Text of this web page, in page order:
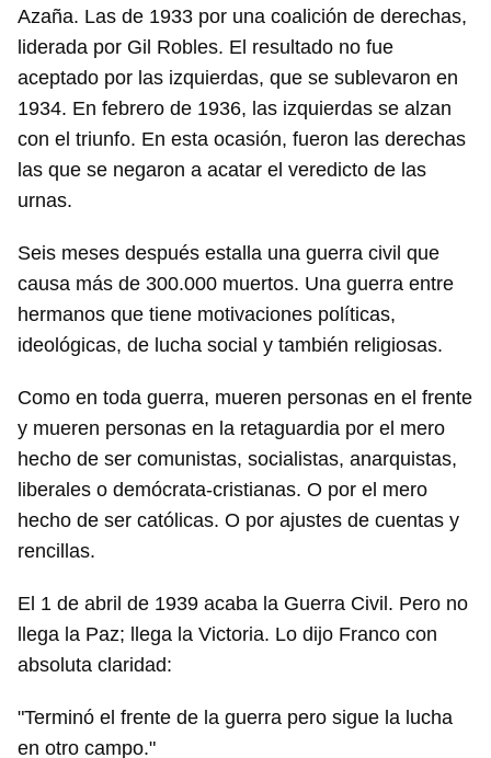
Azaña. Las de 1933 por una coalición de derechas,
liderada por Gil Robles. El resultado no fue
aceptado por las izquierdas, que se sublevaron en
1934. En febrero de 1936, las izquierdas se alzan
con el triunfo. En esta ocasión, fueron las derechas
las que se negaron a acatar el veredicto de las
urnas.
Seis meses después estalla una guerra civil que
causa más de 300.000 muertos. Una guerra entre
hermanos que tiene motivaciones políticas,
ideológicas, de lucha social y también religiosas.
Como en toda guerra, mueren personas en el frente
y mueren personas en la retaguardia por el mero
hecho de ser comunistas, socialistas, anarquistas,
liberales o demócrata-cristianas. O por el mero
hecho de ser católicas. O por ajustes de cuentas y
rencillas.
El 1 de abril de 1939 acaba la Guerra Civil. Pero no
llega la Paz; llega la Victoria. Lo dijo Franco con
absoluta claridad:
"Terminó el frente de la guerra pero sigue la lucha
en otro campo."